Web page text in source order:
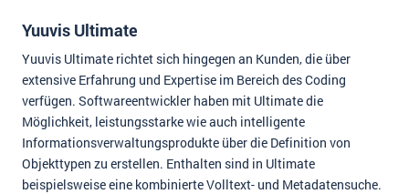
Yuuvis Ultimate
Yuuvis Ultimate richtet sich hingegen an Kunden, die über
extensive Erfahrung und Expertise im Bereich des Coding
verfügen. Softwareentwickler haben mit Ultimate die
Möglichkeit, leistungsstarke wie auch intelligente
Informationsverwaltungsprodukte über die Definition von
Objekttypen zu erstellen. Enthalten sind in Ultimate
beispielsweise eine kombinierte Volltext- und Metadatensuche.